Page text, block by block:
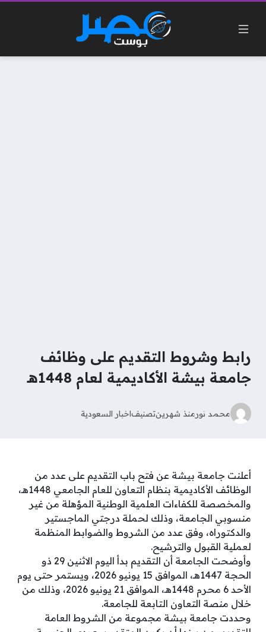
رابط وشروط التقديم على وظائف
جامعة بيشة الأكاديمية لعام 1448هـ
محمد نورمنذ شهرينتصنيفاخبار السعودية
أعلنت جامعة بيشة عن فتح باب التقديم على عدد من
الوظائف الأكاديمية بنظام التعاون للعام الجامعي 1448هـ،
والمخصصة للكفاءات العلمية الوطنية المؤهلة من غير
منسوبي الجامعة، وذلك لحملة درجتي الماجستير
والدكتوراه، وفق عدد من الشروط والضوابط المنظمة
لعملية القبول والترشيح.
وأوضحت الجامعة أن التقديم بدأ اليوم الاثنين 29 ذو
الحجة 1447هـ، الموافق 15 يونيو 2026، ويستمر حتى يوم
الأحد 6 محرم 1448هـ، الموافق 21 يونيو 2026، وذلك من
خلال منصة التعاون التابعة للجامعة.
وحددت جامعة بيشة مجموعة من الشروط العامة